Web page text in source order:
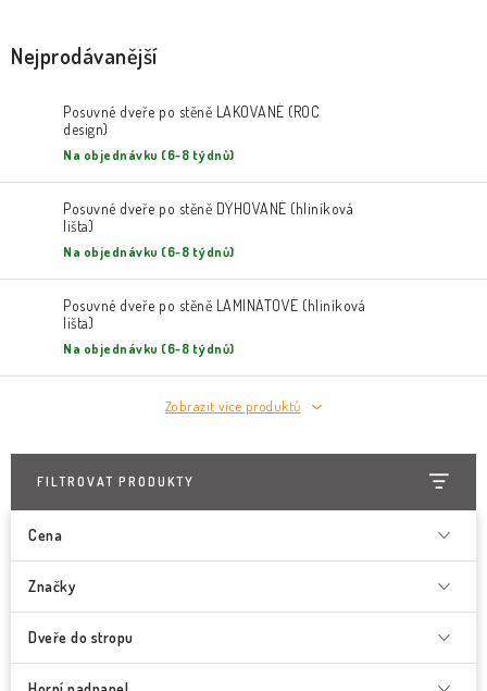
Nejprodávanější
Posuvné dveře po stěně LAKOVANÉ (ROC
design)
Na objednávku (6-8 týdnů)
Posuvné dveře po stěně DÝHOVANÉ (hliníková
lišta)
Na objednávku (6-8 týdnů)
Posuvné dveře po stěně LAMINÁTOVÉ (hliníková
lišta)
Na objednávku (6-8 týdnů)
Zobrazit více produktů
FILTROVAT PRODUKTY
Cena
Značky
Dveře do stropu